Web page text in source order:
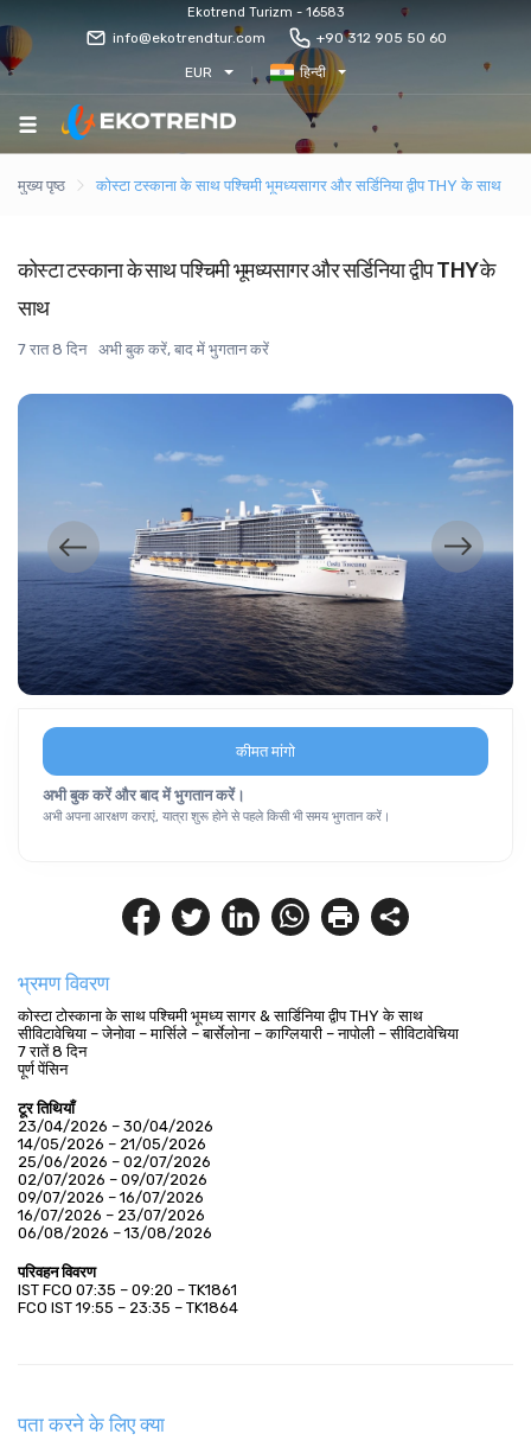
Ekotrend Turizm - 16583
info@ekotrendtur.com +90 312 905 50 60
EUR हिन्दी
मुख्य पृष्ठ कोस्टा टस्काना के साथ पश्चिमी भूमध्यसागर और सर्डिनिया द्वीप THY के साथ
भ्रमण विवरण
कोस्टा टोस्काना के साथ पश्चिमी भूमध्य सागर & सार्डिनिया द्वीप THY के साथ
सीविटावेचिया – जेनोवा – मार्सिले – बार्सेलोना – काग्लियारी – नापोली – सीविटावेचिया
7 रातें 8 दिन
पूर्ण पेंसिन
टूर तिथियाँ
23/04/2026 – 30/04/2026
14/05/2026 – 21/05/2026
25/06/2026 – 02/07/2026
02/07/2026 – 09/07/2026
09/07/2026 – 16/07/2026
16/07/2026 – 23/07/2026
06/08/2026 – 13/08/2026
परिवहन विवरण
IST FCO 07:35 – 09:20 – TK1861
FCO IST 19:55 – 23:35 – TK1864
पता करने के लिए क्या
कोस्टा टस्काना के साथ पश्चिमी भूमध्यसागर और सर्डिनिया द्वीप THY के
साथ
7 रात 8 दिन अभी बुक करें, बाद में भुगतान करें
कीमत मांगो
अभी बुक करें और बाद में भुगतान करें।
अभी अपना आरक्षण कराएं, यात्रा शुरू होने से पहले किसी भी समय भुगतान करें।